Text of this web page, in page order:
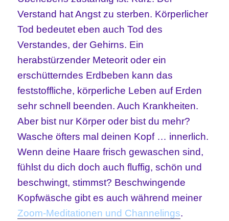
Verstand hat Angst zu sterben. Körperlicher
Tod bedeutet eben auch Tod des
Verstandes, der Gehirns. Ein
herabstürzender Meteorit oder ein
erschütterndes Erdbeben kann das
feststoffliche, körperliche Leben auf Erden
sehr schnell beenden. Auch Krankheiten.
Aber bist nur Körper oder bist du mehr?
Wasche öfters mal deinen Kopf … innerlich.
Wenn deine Haare frisch gewaschen sind,
fühlst du dich doch auch fluffig, schön und
beschwingt, stimmst? Beschwingende
Kopfwäsche gibt es auch während meiner
Zoom-Meditationen und Channelings.